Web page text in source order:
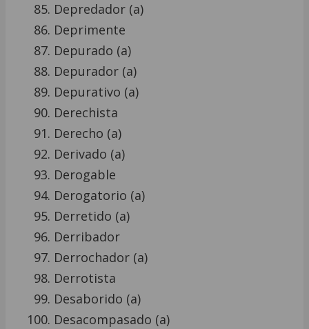
Depredador (a)
Deprimente
Depurado (a)
Depurador (a)
Depurativo (a)
Derechista
Derecho (a)
Derivado (a)
Derogable
Derogatorio (a)
Derretido (a)
Derribador
Derrochador (a)
Derrotista
Desaborido (a)
Desacompasado (a)